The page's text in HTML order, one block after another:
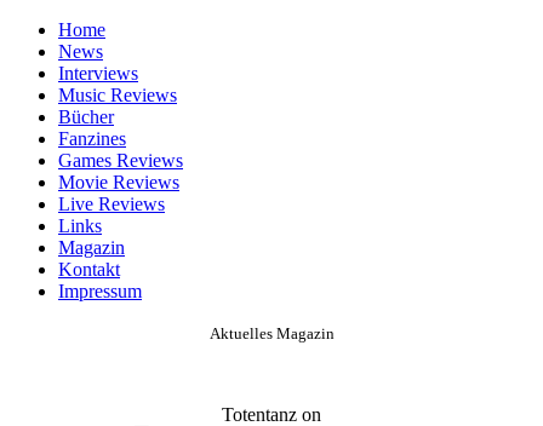
Home
News
Interviews
Music Reviews
Bücher
Fanzines
Games Reviews
Movie Reviews
Live Reviews
Links
Magazin
Kontakt
Impressum
Aktuelles Magazin
Totentanz on